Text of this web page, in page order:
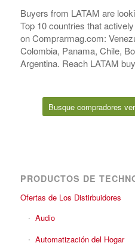
Buyers from LATAM are
Top 10 countries that
on Comprarmag.com:
Colombia, Panama, Chile,
Argentina. Reach LATAM
Busque compradores
PRODUCTOS DE
Ofertas de Los Distirbuidores
Audio
Automatización del Hogar